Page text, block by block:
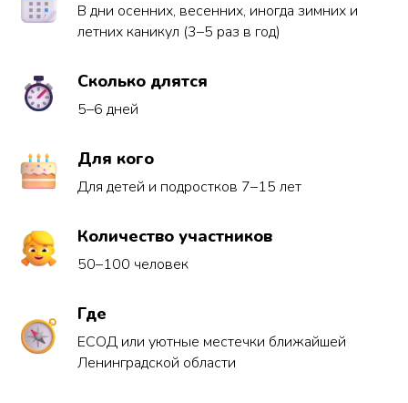
В дни осенних, весенних, иногда зимних и
летних каникул (3–5 раз в год)
Сколько длятся
5–6 дней
Для кого
Для детей и подростков 7–15 лет
Количество участников
50–100 человек
Где
ЕСОД или уютные местечки ближайшей
Ленинградской области